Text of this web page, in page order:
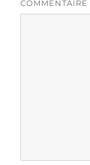
COMMENTAIRE